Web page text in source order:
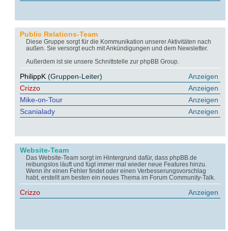
Public Relations-Team
Diese Gruppe sorgt für die Kommunikation unserer Aktivitäten nach
außen. Sie versorgt euch mit Ankündigungen und dem Newsletter.
Außerdem ist sie unsere Schnittstelle zur phpBB Group.
Anzeigen
PhilippK (Gruppen-Leiter)
Anzeigen
Crizzo
Anzeigen
Mike-on-Tour
Anzeigen
Scanialady
Website-Team
Das Website-Team sorgt im Hintergrund dafür, dass phpBB.de
reibungslos läuft und fügt immer mal wieder neue Features hinzu.
Wenn ihr einen Fehler findet oder einen Verbesserungsvorschlag
habt, erstellt am besten ein neues Thema im Forum Community-Talk.
Anzeigen
Crizzo